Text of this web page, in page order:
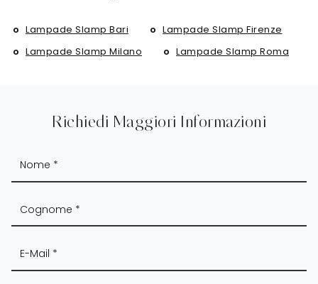
Lampade Slamp Bari
Lampade Slamp Firenze
Lampade Slamp Milano
Lampade Slamp Roma
Richiedi Maggiori Informazioni